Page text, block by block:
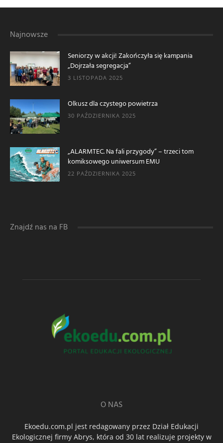
Najnowsze
Seniorzy w akcji! Zakończyła się kampania
„Dojrzała segregacja”
3 LISTOPADA 2025
Olkusz dla czystego powietrza
30 PAŹDZIERNIKA 2025
„ALARMTEC. Na fali przygody” – trzeci tom
komiksowego uniwersum EMU
22 PAŹDZIERNIKA 2025
Znajdź nas na FB
O NAS
Ekoedu.com.pl jest redagowany przez Dział Edukacji
Ekologicznej firmy Abrys, która od 30 lat realizuje projekty w